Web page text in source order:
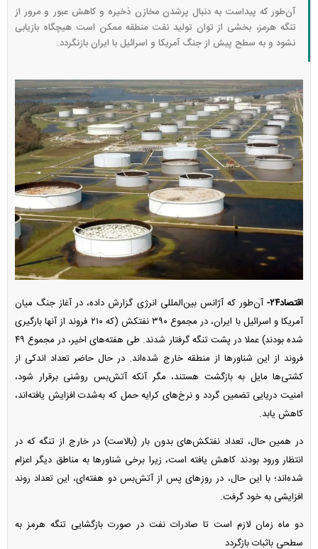
آن‌طور که پیداست به دنبال پرشدن مخازن ذخیره و کاهش عبور و مرور از
تنگه هرمز، بخشی از توان تولید نفت منطقه ممکن است هیچگاه بازیابی
نشود و به سطح پیش از جنگ آمریکا و اسرائیل با ایران بازنگردد.
اقتصاد۲۴-
آن‌طور که آژانس بین‌المللی انرژی گزارش داده، در آغاز جنگ میان
آمریکا و اسرائیل با ایران، در مجموع ۳۹۰ نفتکش (که ۲۱۰ فروند از آنها بارگیری
شده بودند) عملا در پشت تنگه گرفتار شدند. طی هفته‌های اخیر، در مجموع ۴۹
فروند از این شناور‌ها از منطقه خارج شده‌اند. در حال حاضر تعداد اندکی از
کشتی‌ها مایل به بازگشت هستند، مگر آنکه آتش‌بس روشنی برقرار شود،
امنیت دریایی تضمین گردد و نرخ‌های کرایه حمل که به‌شدت افزایش یافته‌اند،
کاهش یابد.
در همین حال، تعداد نفتکش‌های بدون بار (بالاست) در خارج از تنگه که در
انتظار ورود بودند کاهش یافته است، زیرا برخی شناور‌ها به مناطق دیگر اعزام
شده‌اند؛ با این حال، در روز‌های پس از آتش‌بس دو هفته‌ای، این تعداد روند
افزایشی به خود گرفت.
دو ماه زمان لازم است تا صادرات نفت در صورت بازگشایی تنگه هرمز به
سطحی باثبات بازگردد